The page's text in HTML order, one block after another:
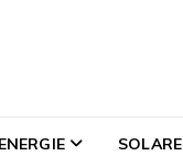
ENERGIE